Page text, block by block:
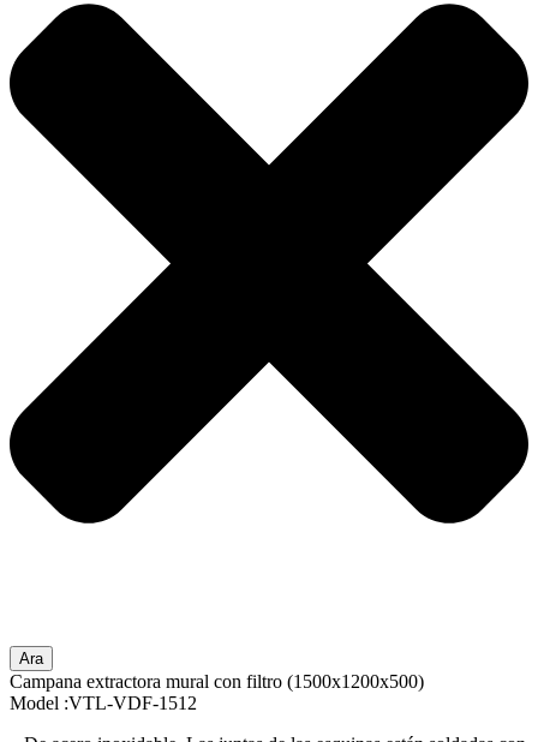
Ara
Campana extractora mural con filtro (1500x1200x500)
Model :VTL-VDF-1512